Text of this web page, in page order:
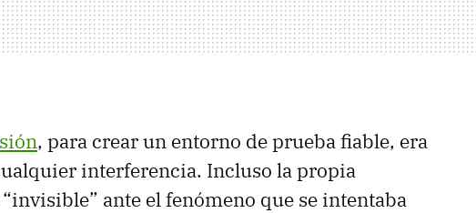
, para crear un entorno de prueba fiable, era
interferencia. Incluso la propia
ante el fenómeno que se intentaba